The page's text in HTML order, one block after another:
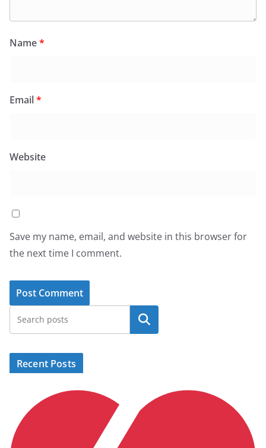
Name*
Email*
Website
Save my name, email, and website in this browser for
the next time I comment.
Search
Recent Posts